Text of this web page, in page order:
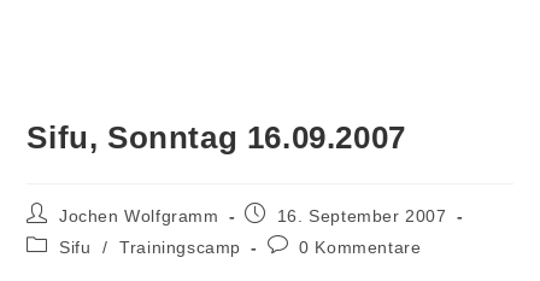
Sifu, Sonntag 16.09.2007
Beitrags-
Autor:
Jochen Wolfgramm
Beitrag
veröffentlicht:
16. September 2007
Beitrags-
Sifu / Trainingscamp
Beitrags-
0 Kommentare